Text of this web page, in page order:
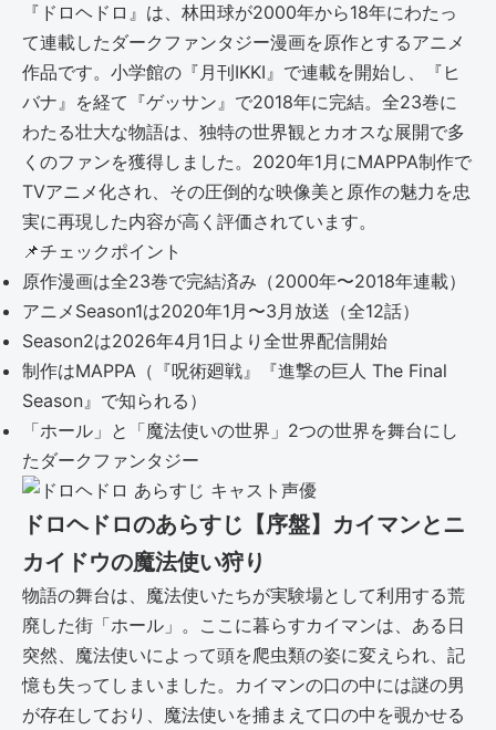
『ドロヘドロ』は、林田球が2000年から18年にわたっ
て連載したダークファンタジー漫画を原作とするアニメ
作品です。小学館の『月刊IKKI』で連載を開始し、『ヒ
バナ』を経て『ゲッサン』で2018年に完結。全23巻に
わたる壮大な物語は、独特の世界観とカオスな展開で多
くのファンを獲得しました。2020年1月にMAPPA制作で
TVアニメ化され、その圧倒的な映像美と原作の魅力を忠
実に再現した内容が高く評価されています。
📌チェックポイント
原作漫画は全23巻で完結済み（2000年〜2018年連載）
アニメSeason1は2020年1月〜3月放送（全12話）
Season2は2026年4月1日より全世界配信開始
制作はMAPPA（『呪術廻戦』『進撃の巨人 The Final
Season』で知られる）
「ホール」と「魔法使いの世界」2つの世界を舞台にし
たダークファンタジー
ドロヘドロのあらすじ【序盤】カイマンとニ
カイドウの魔法使い狩り
物語の舞台は、魔法使いたちが実験場として利用する荒
廃した街「ホール」。ここに暮らすカイマンは、ある日
突然、魔法使いによって頭を爬虫類の姿に変えられ、記
憶も失ってしまいました。カイマンの口の中には謎の男
が存在しており、魔法使いを捕まえて口の中を覗かせる